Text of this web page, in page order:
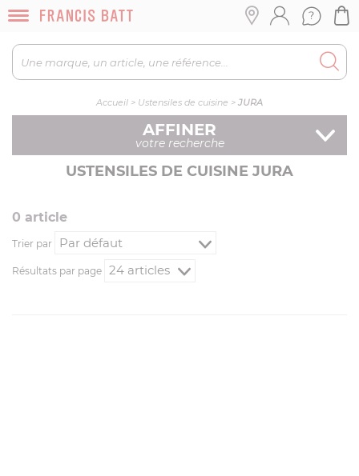
Accueil > Ustensiles de cuisine > JURA
AFFINER
votre recherche
USTENSILES DE CUISINE JURA
0 article
Trier par
Résultats par page